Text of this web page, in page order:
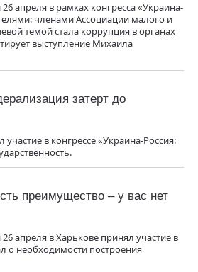
апреля в рамках конгресса «Украина-
членами Ассоциации малого и
темой стала коррупция в органах
выступление Михаила
затерт до
в конгрессе «Украина-Россия:
преимущество – у вас нет
апреля в Харькове принял участие в
о необходимости построения